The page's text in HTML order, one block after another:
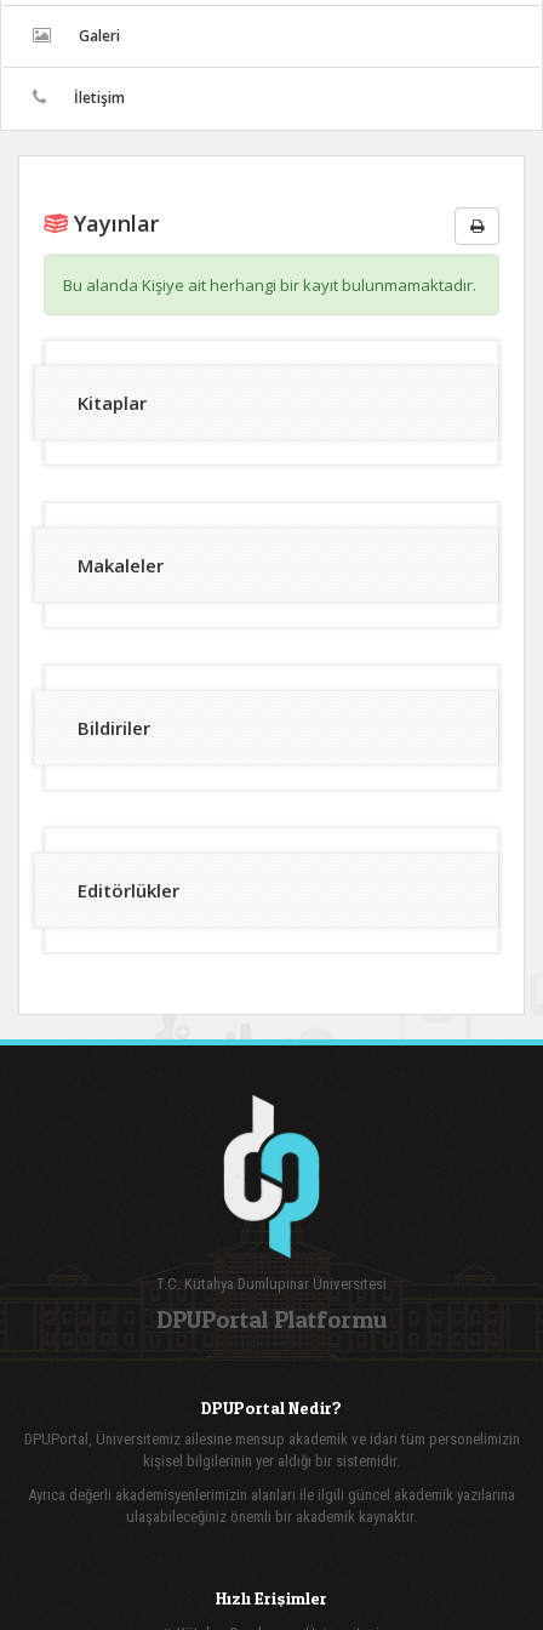
Galeri
İletişim
Yayınlar
Bu alanda Kişiye ait herhangi bir kayıt bulunmamaktadır.
Kitaplar
Makaleler
Bildiriler
Editörlükler
T.C. Kütahya Dumlupınar Üniversitesi
DPUPortal Platformu
DPUPortal Nedir?
DPUPortal, Üniversitemiz ailesine mensup akademik ve idari tüm personelimizin
kişisel bilgilerinin yer aldığı bir sistemidir.
Ayrıca değerli akademisyenlerimizin alanları ile ilgili güncel akademik yazılarına
ulaşabileceğiniz önemli bir akademik kaynaktır.
Hızlı Erişimler